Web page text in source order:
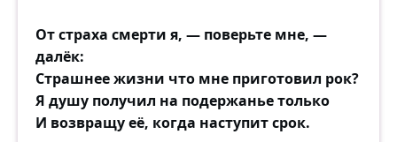
От страха смерти я, — поверьте мне, —
далёк:
Страшнее жизни что мне приготовил рок?
Я душу получил на подержанье только
И возвращу её, когда наступит срок.